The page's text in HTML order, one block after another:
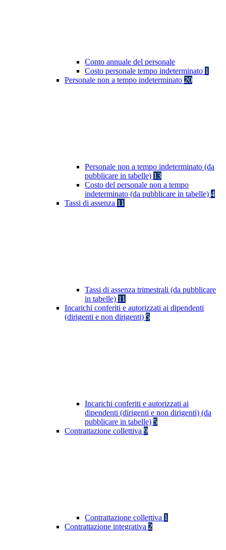
Conto annuale del personale
Costo personale tempo indeterminato 1
Personale non a tempo indeterminato 20
Personale non a tempo indeterminato (da
pubblicare in tabelle) 13
Costo del personale non a tempo
indeterminato (da pubblicare in tabelle) 4
Tassi di assenza 11
Tassi di assenza trimestrali (da pubblicare
in tabelle) 11
Incarichi conferiti e autorizzati ai dipendenti
(dirigenti e non dirigenti) 5
Incarichi conferiti e autorizzati ai
dipendenti (dirigenti e non dirigenti) (da
pubblicare in tabelle) 5
Contrattazione collettiva 9
Contrattazione collettiva 1
Contrattazione integrativa 2